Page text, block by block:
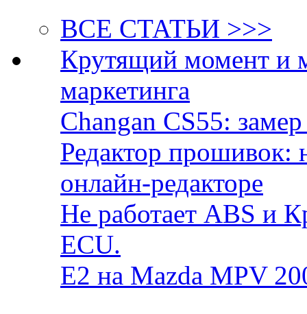
ВСЕ СТАТЬИ >>>
Крутящий момент и
маркетинга
Changan CS55:
Редактор прошивок:
онлайн-редакторе
Не работает ABS и
ECU.
E2 на Mazda MPV